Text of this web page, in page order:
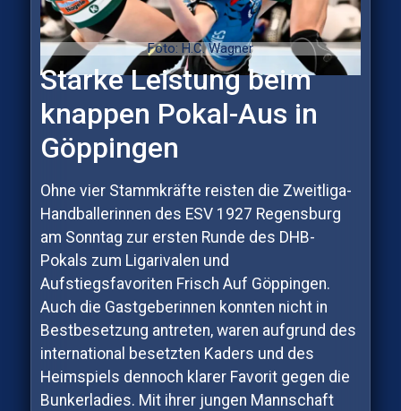
Foto: H.C. Wagner
Starke Leistung beim
knappen Pokal-Aus in
Göppingen
Ohne vier Stammkräfte reisten die Zweitliga-
Handballerinnen des ESV 1927 Regensburg
am Sonntag zur ersten Runde des DHB-
Pokals zum Ligarivalen und
Aufstiegsfavoriten Frisch Auf Göppingen.
Auch die Gastgeberinnen konnten nicht in
Bestbesetzung antreten, waren aufgrund des
international besetzten Kaders und des
Heimspiels dennoch klarer Favorit gegen die
Bunkerladies. Mit ihrer jungen Mannschaft